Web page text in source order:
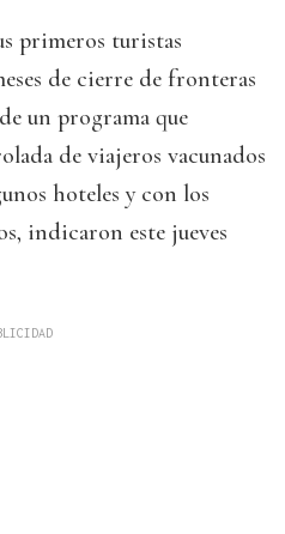
primeros turistas
de cierre de fronteras
un programa que
de viajeros vacunados
hoteles y con los
indicaron este jueves